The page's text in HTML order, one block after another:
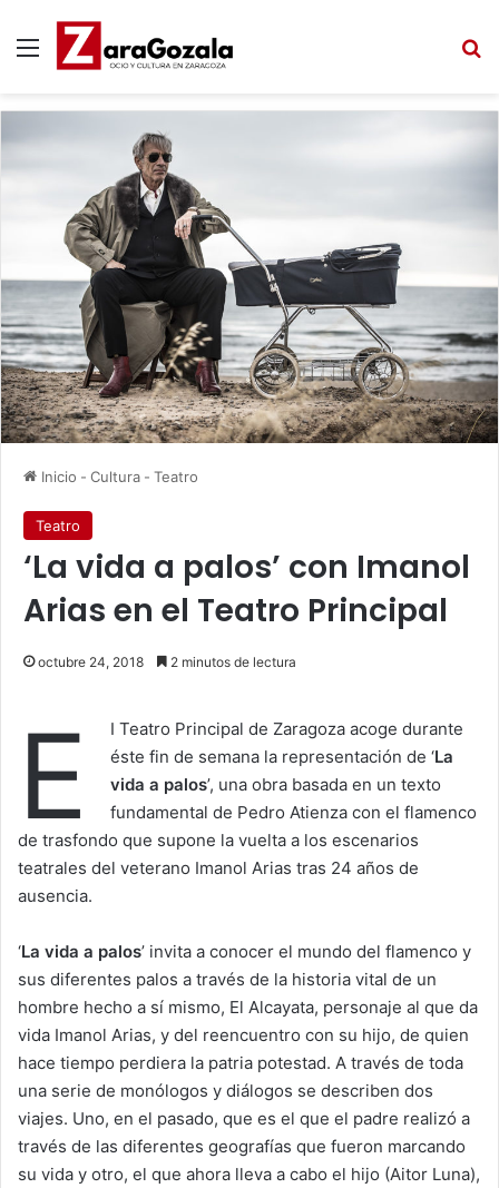
Menú
Inicio - Cultura - Teatro
Teatro
‘La vida a palos’ con Imanol
Arias en el Teatro Principal
octubre 24, 2018 2 minutos de lectura
E
I Teatro Principal de Zaragoza acoge durante
éste fin de semana la representación de ‘La
vida a palos’, una obra basada en un texto
fundamental de Pedro Atienza con el flamenco
de trasfondo que supone la vuelta a los escenarios
teatrales del veterano Imanol Arias tras 24 años de
ausencia.
‘La vida a palos’ invita a conocer el mundo del flamenco y
sus diferentes palos a través de la historia vital de un
hombre hecho a sí mismo, El Alcayata, personaje al que da
vida Imanol Arias, y del reencuentro con su hijo, de quien
hace tiempo perdiera la patria potestad. A través de toda
una serie de monólogos y diálogos se describen dos
viajes. Uno, en el pasado, que es el que el padre realizó a
través de las diferentes geografías que fueron marcando
su vida y otro, el que ahora lleva a cabo el hijo (Aitor Luna),